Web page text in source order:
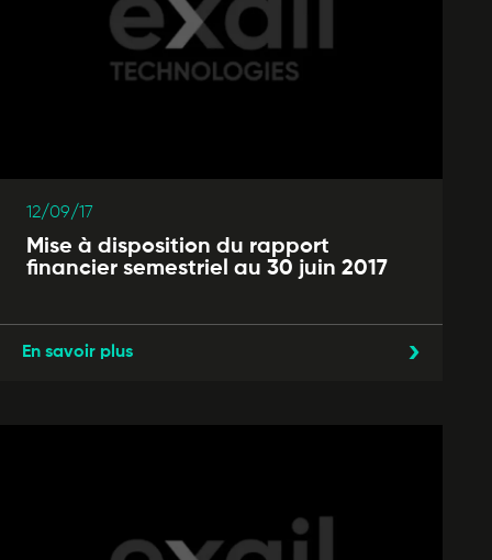
12/09/17
Mise à disposition du rapport
financier semestriel au 30 juin 2017
En savoir plus